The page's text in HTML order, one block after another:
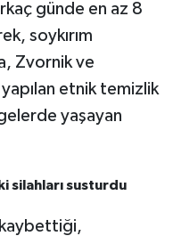
günde en az 8
soykırım
Zvornik ve
etnik temizlik
yaşayan
silahları susturdu
kaybettiği,